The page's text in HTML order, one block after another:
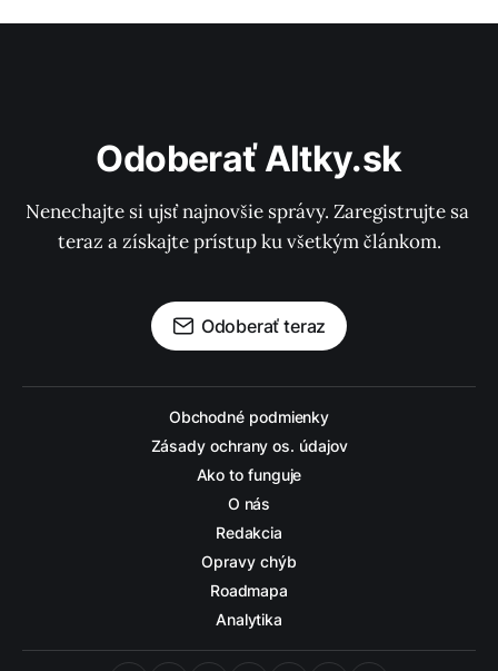
Odoberať Altky.sk
Nenechajte si ujsť najnovšie správy. Zaregistrujte sa
teraz a získajte prístup ku všetkým článkom.
Odoberať teraz
Obchodné podmienky
Zásady ochrany os. údajov
Ako to funguje
O nás
Redakcia
Opravy chýb
Roadmapa
Analytika